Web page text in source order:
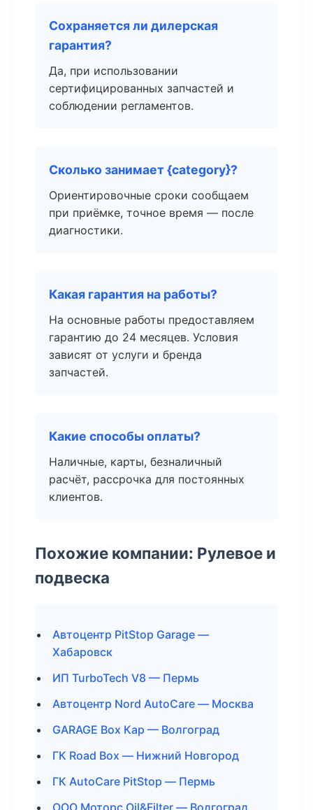
Сохраняется ли дилерская
гарантия?
Да, при использовании
сертифицированных запчастей и
соблюдении регламентов.
Сколько занимает {category}?
Ориентировочные сроки сообщаем
при приёмке, точное время — после
диагностики.
Какая гарантия на работы?
На основные работы предоставляем
гарантию до 24 месяцев. Условия
зависят от услуги и бренда
запчастей.
Какие способы оплаты?
Наличные, карты, безналичный
расчёт, рассрочка для постоянных
клиентов.
Похожие компании: Рулевое и
подвеска
Автоцентр PitStop Garage —
Хабаровск
ИП TurboTech V8 — Пермь
Автоцентр Nord AutoCare — Москва
GARAGE Box Кар — Волгоград
ГК Road Box — Нижний Новгород
ГК AutoCare PitStop — Пермь
ООО Моторс Oil&Filter — Волгоград